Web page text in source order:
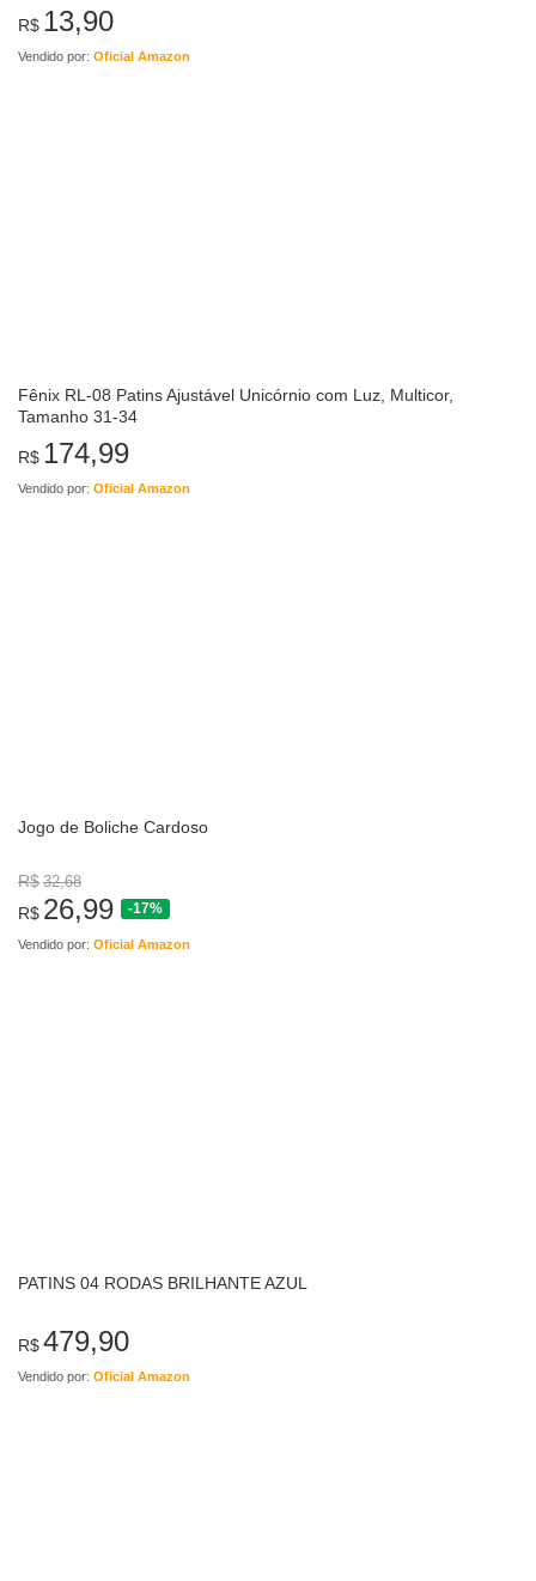
R$ 13,90
Vendido por: Oficial Amazon
Fênix RL-08 Patins Ajustável Unicórnio com Luz, Multicor,
Tamanho 31-34
R$ 174,99
Vendido por: Oficial Amazon
Jogo de Boliche Cardoso
R$ 32,68
R$ 26,99 -17%
Vendido por: Oficial Amazon
PATINS 04 RODAS BRILHANTE AZUL
R$479,90
Vendido por: Oficial Amazon